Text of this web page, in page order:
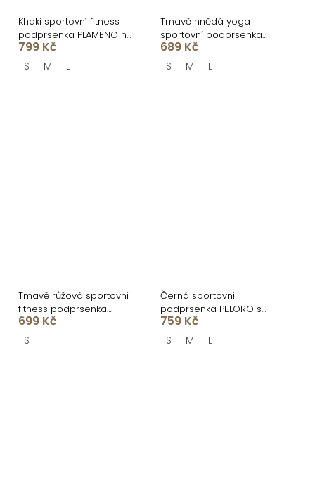
Khaki sportovní fitness
podprsenka PLAMENO na
zip
799 Kč
S M L
Tmavě hnědá yoga
sportovní podprsenka
KOVOVO
689 Kč
S M L
Tmavě růžová sportovní
fitness podprsenka
HALIVO
699 Kč
S
Černá sportovní
podprsenka PELORO s
průstřihy
759 Kč
S M L